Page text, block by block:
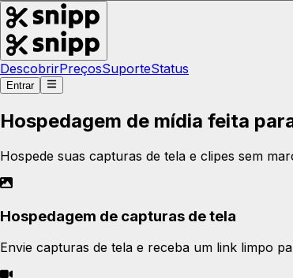
DescobrirPreçosSuporteStatus
Entrar
Hospedagem de mídia feita
Hospede suas capturas de tela e clipes sem
Hospedagem de capturas de tela
Envie capturas de tela e receba um link limpo